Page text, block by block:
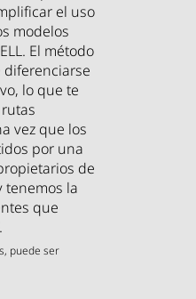
el uso
modelos
El método
lo que te
vez que los
por una
de
tenemos la
que
puede ser